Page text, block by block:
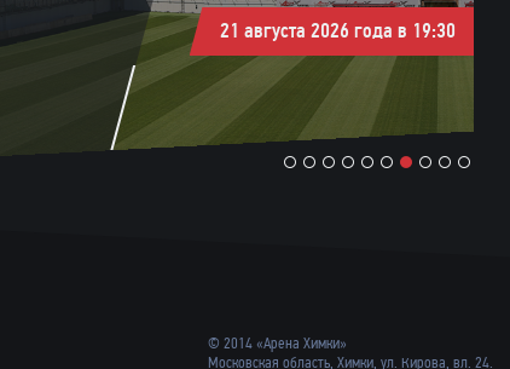
21 августа 2026 года в 19:30
2 3 4 5 6 7 8 9 10
© 2014 «Арена Химки»
Московская область, Химки, ул. Кирова, вл. 24.